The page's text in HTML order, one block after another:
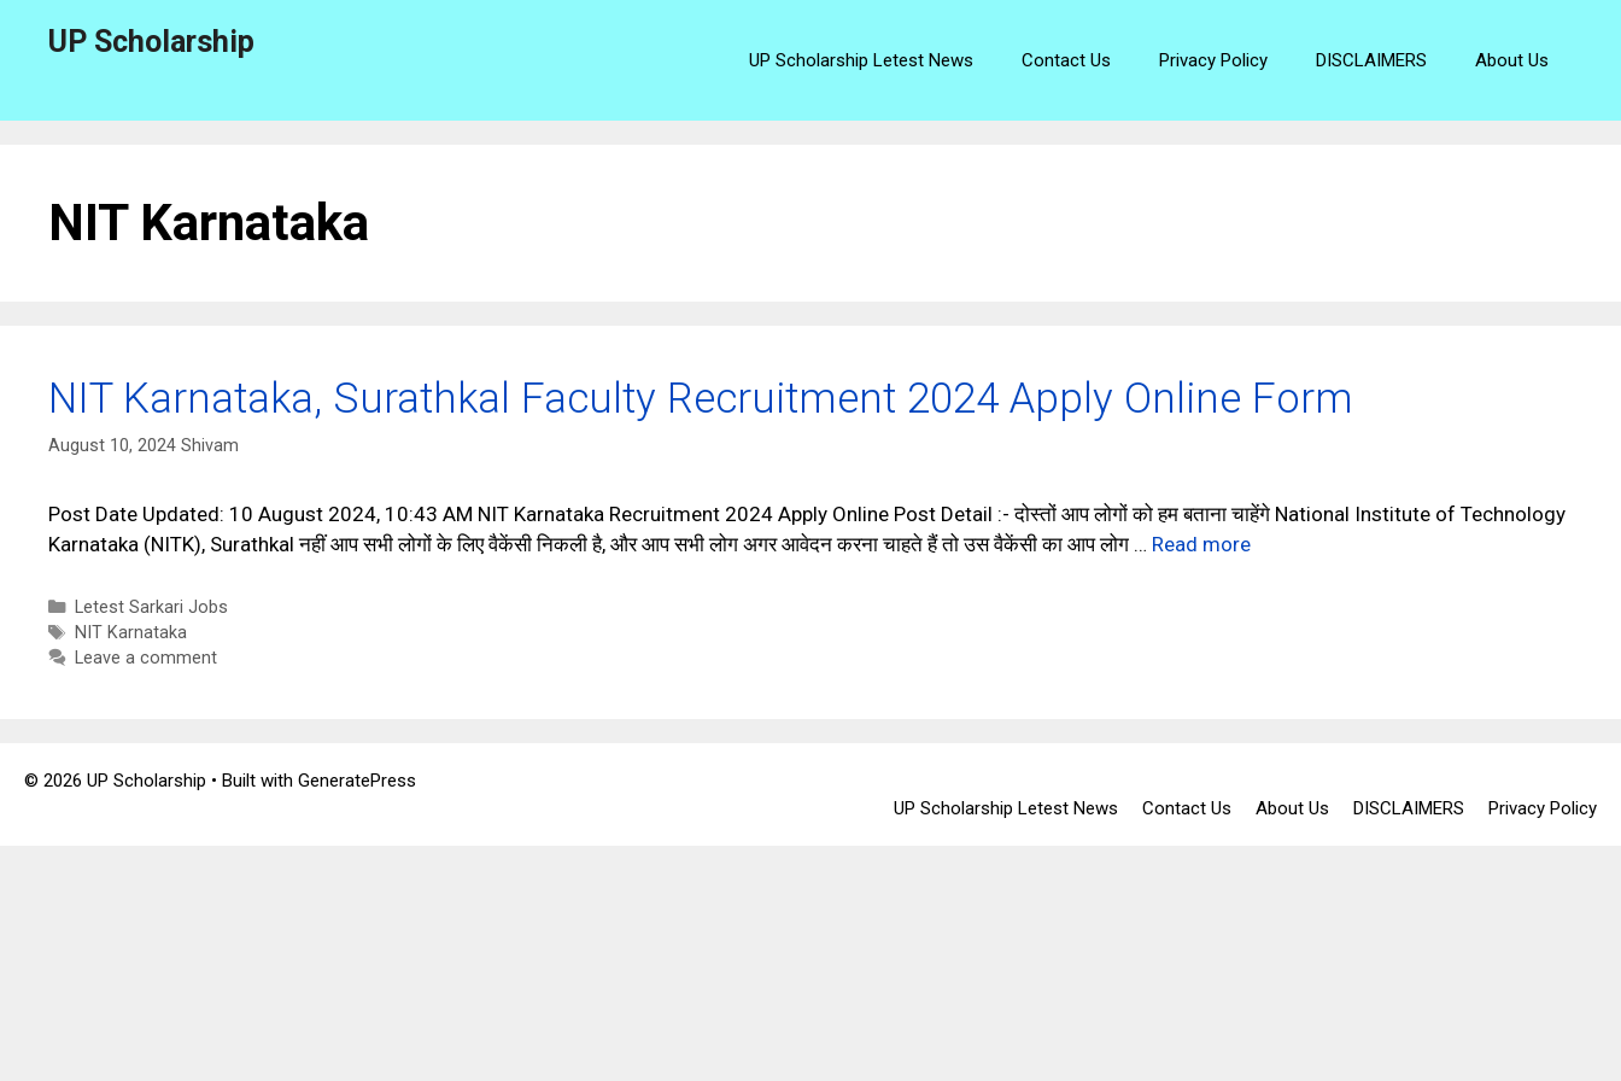
UP Scholarship
UP Scholarship Letest News Contact Us Privacy Policy DISCLAIMERS About Us
NIT Karnataka
NIT Karnataka, Surathkal Faculty Recruitment 2024 Apply Online Form
August 10, 2024 Shivam
Post Date Updated: 10 August 2024, 10:43 AM NIT Karnataka Recruitment 2024 Apply Online Post Detail :- दोस्तों आप लोगों को हम बताना चाहेंगे National Institute of Technology
Karnataka (NITK), Surathkal नहीं आप सभी लोगों के लिए वैकेंसी निकली है, और आप सभी लोग अगर आवेदन करना चाहते हैं तो उस वैकेंसी का आप लोग … Read more
Categories
Letest Sarkari Jobs
Tags
NIT Karnataka
Leave a comment
UP Scholarship Letest News Contact Us About Us DISCLAIMERS Privacy Policy
© 2026 UP Scholarship • Built with GeneratePress